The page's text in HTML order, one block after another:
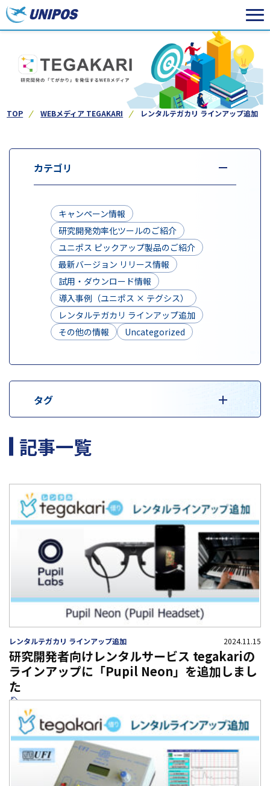
TOP WEBメディア TEGAKARI レンタルテガカリ ラインアップ追加
カテゴリ
キャンペーン情報
研究開発効率化ツールのご紹介
ユニポス ピックアップ製品のご紹介
最新バージョン リリース情報
試用・ダウンロード情報
導入事例（ユニポス × テグシス）
レンタルテガカリ ラインアップ追加
その他の情報
Uncategorized
タグ
記事一覧
レンタルテガカリ ラインアップ追加 2024.11.15
研究開発者向けレンタルサービス tegakariの
ラインアップに「Pupil Neon」を追加しまし
た